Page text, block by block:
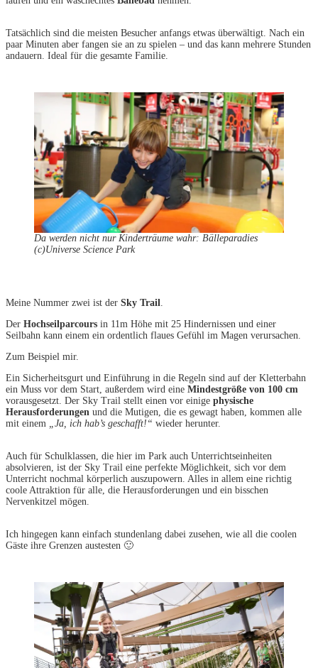
Tatsächlich sind die meisten Besucher anfangs etwas überwältigt. Nach ein
paar Minuten aber fangen sie an zu spielen – und das kann mehrere Stunden
andauern. Ideal für die gesamte Familie.
Da werden nicht nur Kinderträume wahr: Bälleparadies
(c)Universe Science Park
Meine Nummer zwei ist der Sky Trail.
Der Hochseilparcours in 11m Höhe mit 25 Hindernissen und einer
Seilbahn kann einem ein ordentlich flaues Gefühl im Magen verursachen.
Zum Beispiel mir.
Ein Sicherheitsgurt und Einführung in die Regeln sind auf der Kletterbahn
ein Muss vor dem Start, außerdem wird eine Mindestgröße von 100 cm
vorausgesetzt. Der Sky Trail stellt einen vor einige physische
Herausforderungen und die Mutigen, die es gewagt haben, kommen alle
mit einem „Ja, ich hab’s geschafft!“ wieder herunter.
Auch für Schulklassen, die hier im Park auch Unterrichtseinheiten
absolvieren, ist der Sky Trail eine perfekte Möglichkeit, sich vor dem
Unterricht nochmal körperlich auszupowern. Alles in allem eine richtig
coole Attraktion für alle, die Herausforderungen und ein bisschen
Nervenkitzel mögen.
Ich hingegen kann einfach stundenlang dabei zusehen, wie all die coolen
Gäste ihre Grenzen austesten 🙂